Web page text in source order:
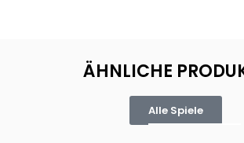
ÄHNLICHE
Alle Spiele